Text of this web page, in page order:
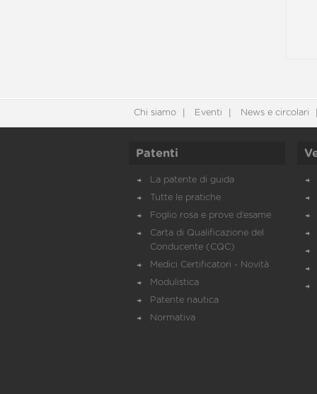
Chi siamo Eventi News e circolari
Patenti
La patente di guida
Tutte le pratiche
Foglio rosa e prove d’esame
Carta di Qualificazione del
Conducente (CQC)
Medici Certificatori - Novità
Modulistica
Patente nautica
Normativa